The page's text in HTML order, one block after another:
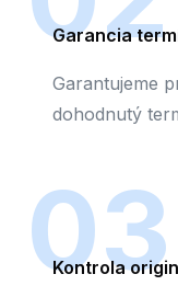
Garancia
Garantujeme
dohodnutý
03
Kontrola